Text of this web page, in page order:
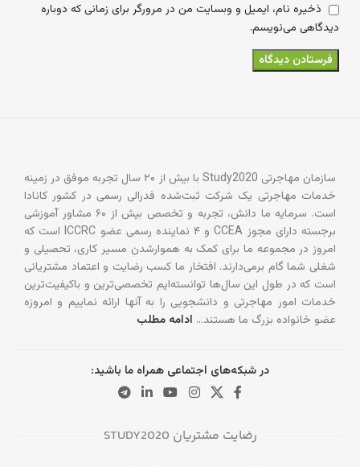
ذخیره نام، ایمیل و وبسایت من در مرورگر برای زمانی که دوباره
دیدگاهی می‌نویسم.
سازمان مهاجرتی Study2020 با بیش از ۲۰ سال تجربه موفق در زمینه
خدمات مهاجرتی یک شرکت ثبت‌شده فدرالی رسمی در کشور کانادا
است. سرمایه ما دانش، تجربه و تخصص بیش از ۶۰ مشاور آموزشی
برجسته دارای مجوز CCEA و ۴ نماینده رسمی عضو ICCRC است که
امروز در مجموعه ما برای کمک به هموارشدن مسیر کاری، تحصیلی و
شغلی شما گام برمی‌دارند. افتخار ما کسب رضایت و اعتماد مشتریانی
است که در طول این سال‌ها توانسته‌ایم تخصصی‌ترین و باکیفیت‌ترین
خدمات امور مهاجرتی و دانشجویی را به آنها ارائه نماییم و امروزه
عضو خانواده بزرگ ما هستند… ادامه مطلب
در شبکه‌های اجتماعی همراه ما باشید:
رضایت مشتریان STUDY2020